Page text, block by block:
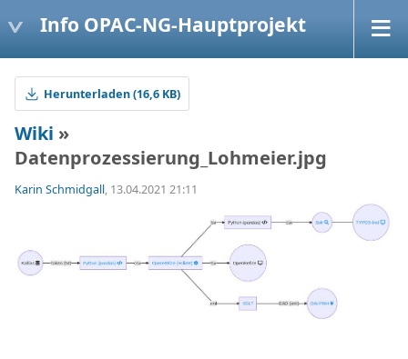
Info OPAC-NG-Hauptprojekt
Herunterladen (16,6 KB)
Wiki »
Datenprozessierung_Lohmeier.jpg
Karin Schmidgall, 13.04.2021 21:11